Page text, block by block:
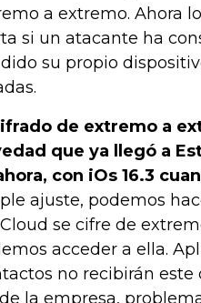
a extremo. Ahora
si un atacante ha
su propio
de extremo a
que ya llegó a
con iOs 16.3
ajuste, podemos
se cifre de
acceder a ella.
no recibirán
la empresa,